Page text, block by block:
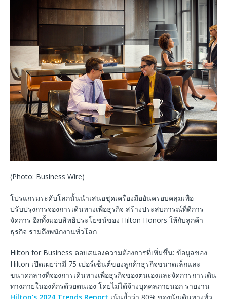
(Photo: Business Wire)
โปรแกรมระดับโลกนั้นนำเสนอชุดเครื่องมืออันครอบคลุมเพื่อ
ปรับปรุงการจองการเดินทางเพื่อธุรกิจ สร้างประสบการณ์ที่ดีการ
จัดการ อีกทั้งมอบสิทธิประโยชน์ของ Hilton Honors ให้กับลูกค้า
ธุรกิจ รวมถึงพนักงานทั่วโลก
Hilton for Business ตอบสนองความต้องการที่เพิ่มขึ้น: ข้อมูลของ
Hilton เปิดเผยว่ามี 75 เปอร์เซ็นต์ของลูกค้าธุรกิจขนาดเล็กและ
ขนาดกลางที่จองการเดินทางเพื่อธุรกิจของตนเองและจัดการการเดิน
ทางภายในองค์กรด้วยตนเอง โดยไม่ได้จ้างบุคคลภายนอก รายงาน